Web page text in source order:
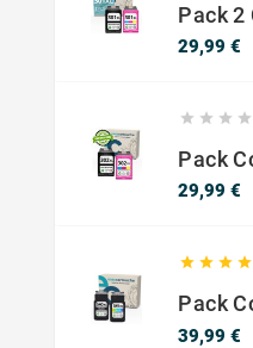
29,99 €
   
29,99 €
   
39,99 €